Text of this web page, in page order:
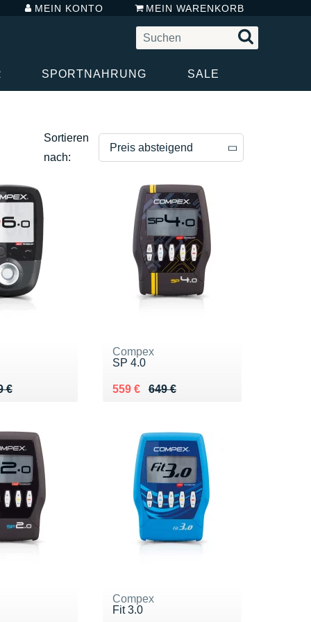
MEIN KONTO MEIN WARENKORB
SPORTNAHRUNG SALE
Sortieren
nach:
Preis absteigend
Preis aufsteigend
€ €
€
Compex
SP 4.0
649 €
Au lieu de 649 €
559 €
Vendu 559 €
Compex
Fit 3.0